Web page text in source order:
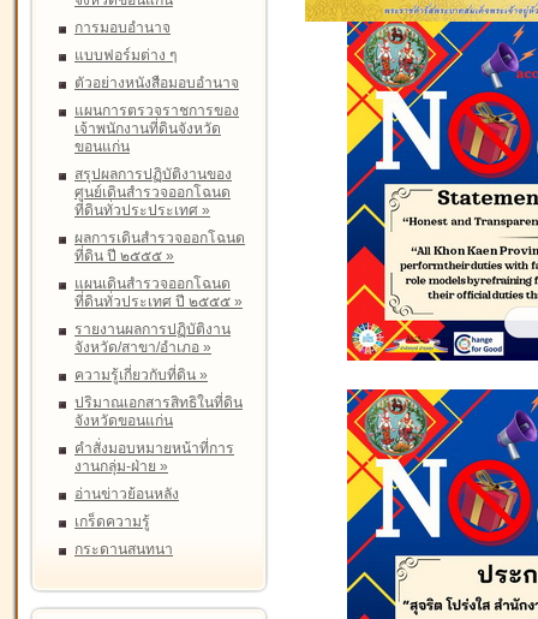
การมอบอำนาจ
แบบฟอร์มต่าง ๆ
ตัวอย่างหนังสือมอบอำนาจ
แผนการตรวจราชการของ
เจ้าพนักงานที่ดินจังหวัด
ขอนแก่น
สรุปผลการปฏิบัติงานของ
ศูนย์เดินสำรวจออกโฉนด
ที่ดินทั่วประประเทศ »
ผลการเดินสำรวจออกโฉนด
ที่ดิน ปี ๒๕๕๕ »
แผนเดินสำรวจออกโฉนด
ที่ดินทั่วประเทศ ปี ๒๕๕๕ »
รายงานผลการปฏิบัติงาน
จังหวัด/สาขา/อำเภอ »
ความรู้เกี่ยวกับที่ดิน »
ปริมาณเอกสารสิทธิในที่ดิน
จังหวัดขอนแก่น
คำสั่งมอบหมายหน้าที่การ
งานกลุ่ม-ฝ่าย »
อ่านข่าวย้อนหลัง
เกร็ดความรู้
กระดานสนทนา